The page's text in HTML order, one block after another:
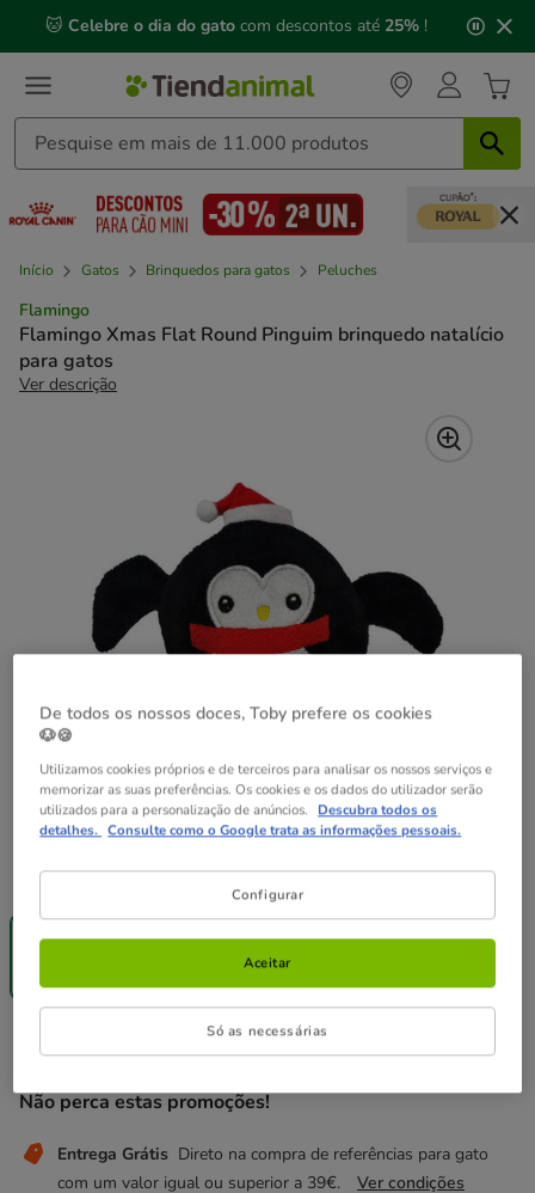
mensagem,
🐱 Celebre o dia do gato com descontos até 25% !
Início Gatos Brinquedos para gatos Peluches
Flamingo
Flamingo Xmas Flat Round Pinguim brinquedo natalício
para gatos
Ver descrição
Formato:1 ud.
Entrega
Grátis
3.99€
Não perca estas promoções!
Entrega Grátis Direto na compra de referências para gato
com um valor igual ou superior a 39€.
Ver condições
3.99€
De todos os nossos doces, Toby prefere os cookies
🐶🍪
Utilizamos cookies próprios e de terceiros para analisar os nossos serviços e
memorizar as suas preferências. Os cookies e os dados do utilizador serão
utilizados para a personalização de anúncios. Descubra todos os
detalhes. Consulte como o Google trata as informações pessoais.
Configurar
Só as necessárias
Aceitar